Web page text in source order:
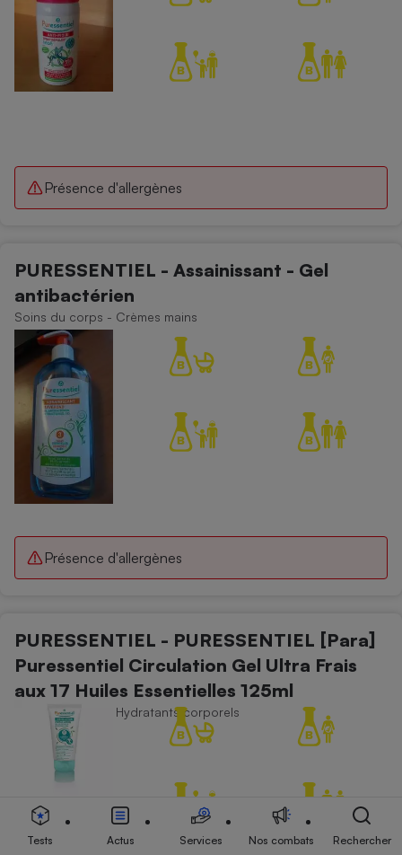
Présence d'allergènes
PURESSENTIEL - Assainissant - Gel
antibactérien
Soins du corps - Crèmes mains
Présence d'allergènes
PURESSENTIEL - PURESSENTIEL [Para]
Puressentiel Circulation Gel Ultra Frais
aux 17 Huiles Essentielles 125ml
Soins du corps - Hydratants corporels
Tests Actus Services Nos combats Rechercher